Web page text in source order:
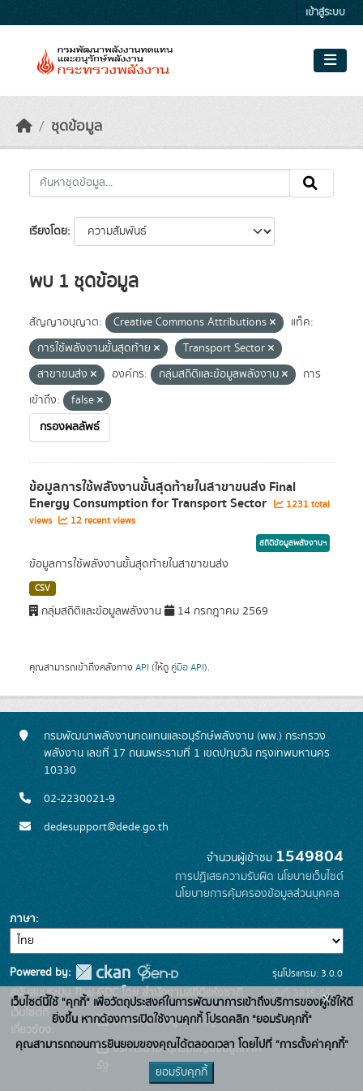
เข้าสู่ระบบ
ชุดข้อมูล
เรียงโดย
พบ 1 ชุดข้อมูล
สัญญาอนุญาต: Creative Commons Attributions
แท็ค:
การใช้พลังงานขั้นสุดท้าย
Transport Sector
สาขาขนส่ง
องค์กร: กลุ่มสถิติและข้อมูลพลังงาน
การ
เข้าถึง:
false
กรองผลลัพธ์
ข้อมูลการใช้พลังงานขั้นสุดท้ายในสาขาขนส่ง Final
Energy Consumption for Transport Sector
1231 total
views
12 recent views
สถิติข้อมูลพลังงานฯ
ข้อมูลการใช้พลังงานขั้นสุดท้ายในสาขาขนส่ง
CSV
กลุ่มสถิติและข้อมูลพลังงาน 14 กรกฎาคม 2569
คุณสามารถเข้าถึงคลังทาง API (ให้ดู คู่มือ API).
กรมพัฒนาพลังงานทดแทนและอนุรักษ์พลังงาน (พพ.) กระทรวง
พลังงาน เลขที่ 17 ถนนพระรามที่ 1 เขตปทุมวัน กรุงเทพมหานคร
10330
02-2230021-9
dedesupport@dede.go.th
จำนวนผู้เข้าชม 1549804
การปฏิเสธความรับผิด นโยบายเว็บไซต์
นโยบายการคุ้มครองข้อมูลส่วนบุคคล
ภาษา
Powered by:
สนับสนุนระบบ Thai-GDC โดย สำนักงานสถิติแห่งชาติ
เว็บไซต์ที่
เกี่ยวข้อง:
ระบบบัญชีข้อมูลภาครัฐ
บริการนามานุกรมบัญชีข้อมูลภาค
รุ่นโปรแกรม: 3.0.0
วันที่: 2025-05-
19
เว็บไซต์นี้ใช้ "คุกกี้" เพื่อวัตถุประสงค์ในการพัฒนาการเข้าถึงบริการของผู้ใช้ให้ดี
ยิ่งขึ้น หากต้องการเปิดใช้งานคุกกี้ โปรดคลิก "ยอมรับคุกกี้"
คุณสามารถถอนการยินยอมของคุณได้ตลอดเวลา โดยไปที่ "การตั้งค่าคุกกี้"
ยอมรับคุกกี้
x